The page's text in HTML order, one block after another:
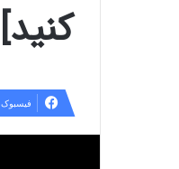
کنید]
فیسبوک